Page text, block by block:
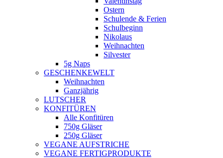
Ostern
Schulende & Ferien
Schulbeginn
Nikolaus
Weihnachten
Silvester
5g Naps
GESCHENKEWELT
Weihnachten
Ganzjährig
LUTSCHER
KONFITÜREN
Alle Konfitüren
750g Gläser
250g Gläser
VEGANE AUFSTRICHE
VEGANE FERTIGPRODUKTE